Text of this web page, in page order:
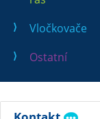
Vločkovače
Ostatní